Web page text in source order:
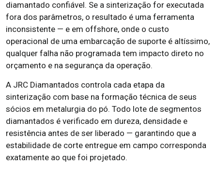
diamantado confiável. Se a sinterização for executada
fora dos parâmetros, o resultado é uma ferramenta
inconsistente — e em offshore, onde o custo
operacional de uma embarcação de suporte é altíssimo,
qualquer falha não programada tem impacto direto no
orçamento e na segurança da operação.
A JRC Diamantados controla cada etapa da
sinterização com base na formação técnica de seus
sócios em metalurgia do pó. Todo lote de segmentos
diamantados é verificado em dureza, densidade e
resistência antes de ser liberado — garantindo que a
estabilidade de corte entregue em campo corresponda
exatamente ao que foi projetado.